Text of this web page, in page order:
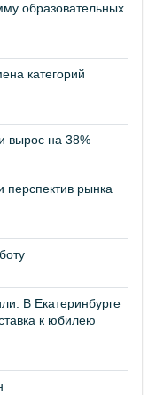
образовательных
категорий
вырос на 38%
перспектив рынка
В Екатеринбурге
к юбилею